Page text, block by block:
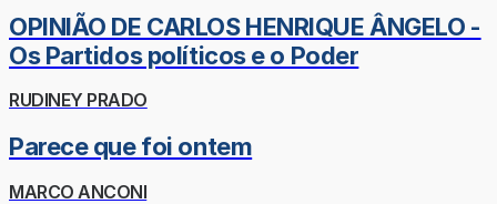
OPINIÃO DE CARLOS HENRIQUE ÂNGELO -
Os Partidos políticos e o Poder
RUDINEY PRADO
Parece que foi ontem
MARCO ANCONI